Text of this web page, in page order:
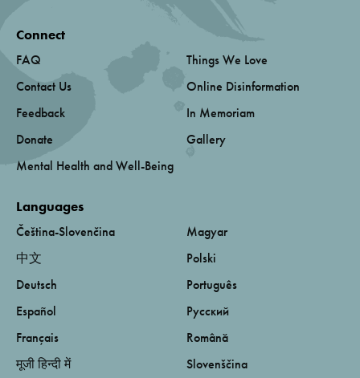
Connect
FAQ
Contact Us
Feedback
Donate
Mental Health and Well-Being
Things We Love
Online Disinformation
In Memoriam
Gallery
Languages
Čeština-Slovenčina
中文
Deutsch
Español
Français
मूजी हिन्दी में
Magyar
Polski
Português
Русский
Română
Slovenščina